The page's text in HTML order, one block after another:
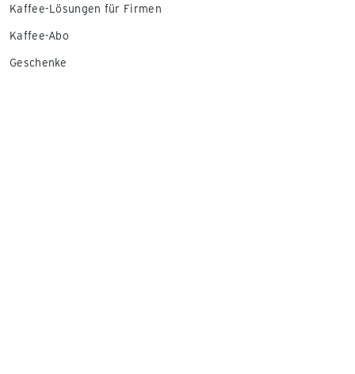
Kaffee-Lösungen für Firmen
Kaffee-Abo
Geschenke